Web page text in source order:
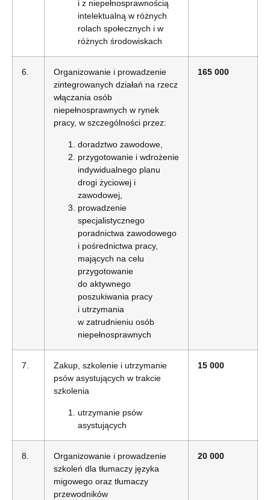
i z niepełnosprawnością
intelektualną w różnych
rolach społecznych i w
różnych środowiskach
6.
Organizowanie i prowadzenie
zintegrowanych działań na rzecz
włączania osób
niepełnosprawnych w rynek
pracy, w szczególności przez:
doradztwo zawodowe,
przygotowanie i wdrożenie
indywidualnego planu
drogi życiowej i
zawodowej,
prowadzenie
specjalistycznego
poradnictwa zawodowego
i pośrednictwa pracy,
mających na celu
przygotowanie
do aktywnego
poszukiwania pracy
i utrzymania
w zatrudnieniu osób
niepełnosprawnych
165 000
7.
Zakup, szkolenie i utrzymanie
psów asystujących w trakcie
szkolenia
utrzymanie psów
asystujących
15 000
8.
Organizowanie i prowadzenie
szkoleń dla tłumaczy języka
migowego oraz tłumaczy
przewodników
20 000